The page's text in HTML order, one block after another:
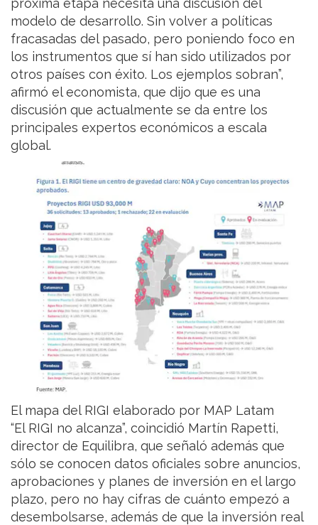
próxima etapa necesita una discusión del
modelo de desarrollo. Sin volver a políticas
fracasadas del pasado, pero poniendo foco en
los instrumentos que sí han sido utilizados por
otros países con éxito. Los ejemplos sobran”,
afirmó el economista, que dijo que es una
discusión que actualmente se da entre los
principales expertos económicos a escala
global.
El mapa del RIGI elaborado por MAP Latam
“El RIGI no alcanza”, coincidió Martín Rapetti,
director de Equilibra, que señaló además que
sólo se conocen datos oficiales sobre anuncios,
aprobaciones y planes de inversión en el largo
plazo, pero no hay cifras de cuánto empezó a
desembolsarse, además de que la inversión real